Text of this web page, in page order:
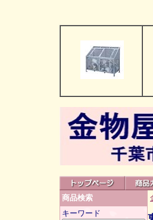
商品検索
キーワード